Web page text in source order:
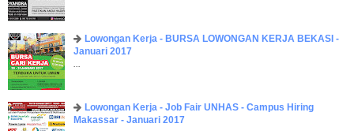
Lowongan Kerja - BURSA LOWONGAN KERJA BEKASI -
Januari 2017
Lowongan Kerja - Job Fair UNHAS - Campus Hiring
Makassar - Januari 2017